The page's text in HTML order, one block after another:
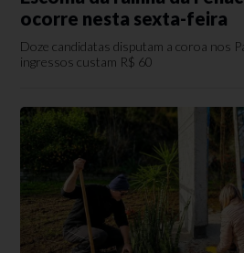
ocorre nesta sexta-feira
Doze candidatas disputam a coroa nos
ingressos custam R$ 60